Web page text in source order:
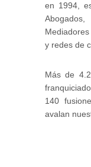
en 1994,
y redes de
Más de
140
avalan